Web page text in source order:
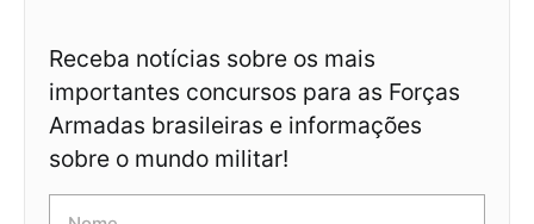
Receba notícias sobre os mais
importantes concursos para as Forças
Armadas brasileiras e informações
sobre o mundo militar!